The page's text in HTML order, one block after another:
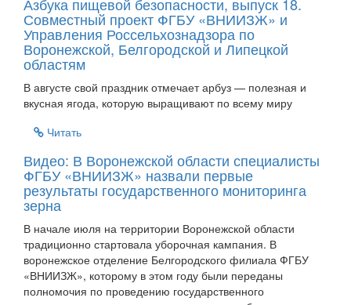
Азбука пищевой безопасности, выпуск 18.
Совместный проект ФГБУ «ВНИИЗЖ» и
Управления Россельхознадзора по
Воронежской, Белгородской и Липецкой
областям
В августе свой праздник отмечает арбуз — полезная и
вкусная ягода, которую выращивают по всему миру
Читать
Видео: В Воронежской области специалисты
ФГБУ «ВНИИЗЖ» назвали первые
результаты государственного мониторинга
зерна
В начале июля на территории Воронежской области
традиционно стартовала уборочная кампания. В
воронежское отделение Белгородского филиала ФГБУ
«ВНИИЗЖ», которому в этом году были переданы
полномочия по проведению государственного